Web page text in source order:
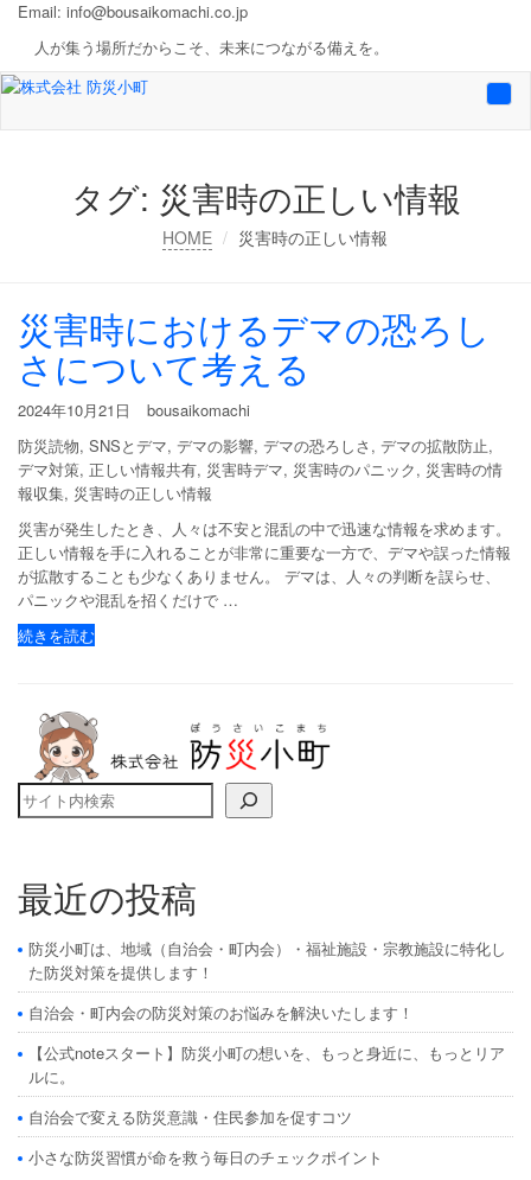
Email: info@bousaikomachi.co.jp
人が集う場所だからこそ、未来につながる備えを。
タグ: 災害時の正しい情報
HOME 災害時の正しい情報
災害時におけるデマの恐ろし
さについて考える
2024年10月21日
bousaikomachi
防災読物, SNSとデマ, デマの影響, デマの恐ろしさ , デマの拡散防止,
デマ対策, 正しい情報共有, 災害時デマ, 災害時のパニック, 災害時の情
報収集, 災害時の正しい情報
災害が発生したとき、人々は不安と混乱の中で迅速な情報を求めます。
正しい情報を手に入れることが非常に重要な一方で、デマや誤った情報
が拡散することも少なくありません。 デマは、人々の判断を誤らせ、
パニックや混乱を招くだけで …
続きを読む
検索
最近の投稿
防災小町は、地域（自治会・町内会）・福祉施設・宗教施設に特化し
た防災対策を提供します！
自治会・町内会の防災対策のお悩みを解決いたします！
【公式noteスタート】防災小町の想いを、もっと身近に、もっとリア
ルに。
自治会で変える防災意識・住民参加を促すコツ
小さな防災習慣が命を救う毎日のチェックポイント